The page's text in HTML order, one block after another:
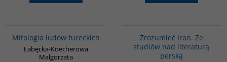
Mitologia ludów tureckich
Łabęcka-Koecherowa
Małgorzata
Zrozumieć Iran. Ze
studiów nad literaturą
perską